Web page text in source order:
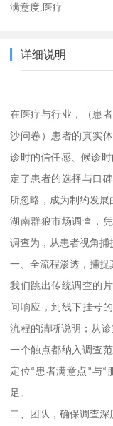
满意度,医疗
详细说明
在医疗与行业，
（患
沙问卷） 患者的真实
诊时的信任感、候诊
定了患者的选择与口
所忽略，成为制约发展
湖南群狼市场调查，
调查为，从患者视角捕
一、全流程渗透，捕捉
我们跳出传统调查的
问响应，到线下挂号
流程的清晰说明；从
一个触点都纳入调查
定位“患者满意点 ”与“
足。
二、
团队，确保调查深